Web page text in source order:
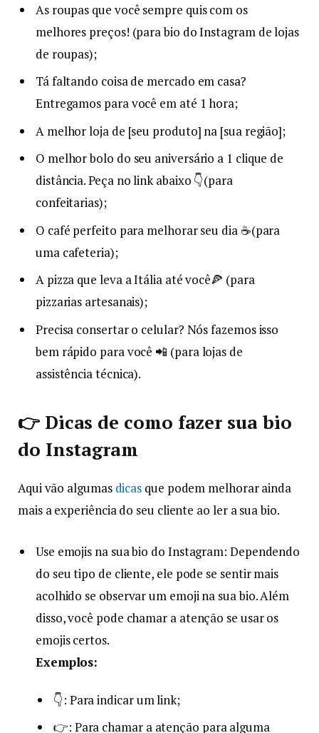
As roupas que você sempre quis com os
melhores preços! (para bio do Instagram de lojas
de roupas);
Tá faltando coisa de mercado em casa?
Entregamos para você em até 1 hora;
A melhor loja de [seu produto] na [sua região];
O melhor bolo do seu aniversário a 1 clique de
distância. Peça no link abaixo 👇(para
confeitarias);
O café perfeito para melhorar seu dia ☕(para
uma cafeteria);
A pizza que leva a Itália até você🍕 (para
pizzarias artesanais);
Precisa consertar o celular? Nós fazemos isso
bem rápido para você 📲 (para lojas de
assistência técnica).
👉 Dicas de como fazer sua bio
do Instagram
Aqui vão algumas dicas que podem melhorar ainda
mais a experiência do seu cliente ao ler a sua bio.
Use emojis na sua bio do Instagram: Dependendo
do seu tipo de cliente, ele pode se sentir mais
acolhido se observar um emoji na sua bio. Além
disso, você pode chamar a atenção se usar os
emojis certos.
Exemplos:
👇: Para indicar um link;
👉: Para chamar a atenção para alguma